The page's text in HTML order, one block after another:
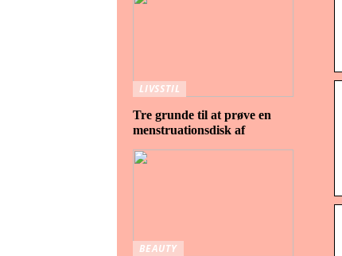
LIVSSTIL
Tre grunde til at prøve en
menstruationsdisk af
BEAUTY